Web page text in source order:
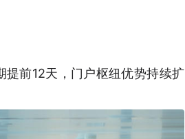
前12天，门户枢纽优势持续扩